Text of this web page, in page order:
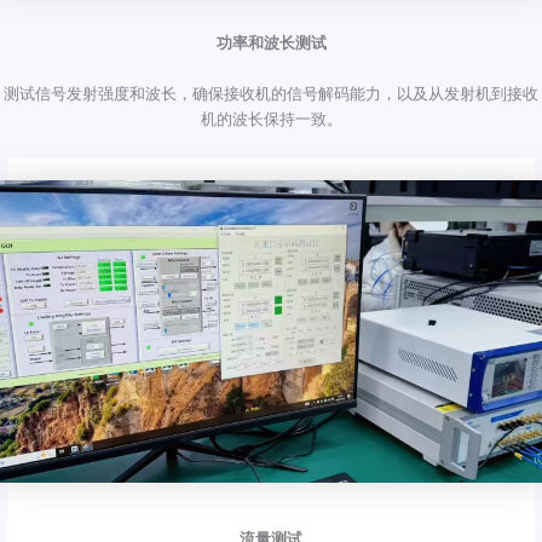
功率和波长测试
测试信号发射强度和波长，确保接收机的信号解码能力，以及从发射机到接收
机的波长保持一致。